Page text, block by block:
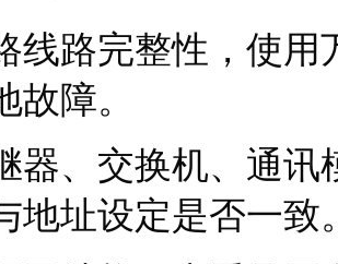
线路完整性，使
故障。
器、交换机、通
地址设定是否一致